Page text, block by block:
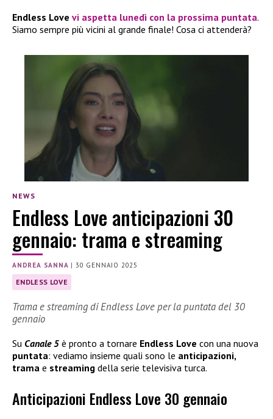
Endless Love vi aspetta lunedì con la prossima puntata.
Siamo sempre più vicini al grande finale! Cosa ci attenderà?
NEWS
Endless Love anticipazioni 30
gennaio: trama e streaming
ANDREA SANNA |30 GENNAIO 2025
ENDLESS LOVE
Trama e streaming di Endless Love per la puntata del 30
gennaio
Su Canale 5 è pronto a tornare Endless Love con una nuova
puntata: vediamo insieme quali sono le anticipazioni,
trama e streaming della serie televisiva turca.
Anticipazioni Endless Love 30 gennaio